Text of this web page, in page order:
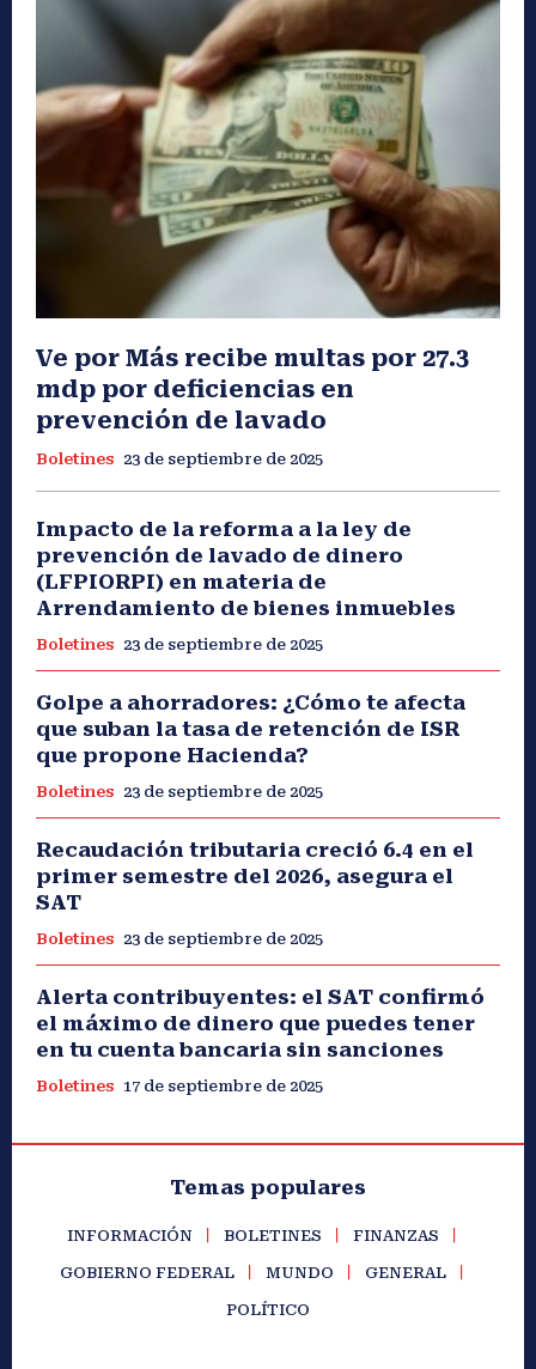
Ve por Más recibe multas por 27.3
mdp por deficiencias en
prevención de lavado
Boletines 23 de septiembre de 2025
Impacto de la reforma a la ley de
prevención de lavado de dinero
(LFPIORPI) en materia de
Arrendamiento de bienes inmuebles
Boletines 23 de septiembre de 2025
Golpe a ahorradores: ¿Cómo te afecta
que suban la tasa de retención de ISR
que propone Hacienda?
Boletines 23 de septiembre de 2025
Recaudación tributaria creció 6.4 en el
primer semestre del 2026, asegura el
SAT
Boletines 23 de septiembre de 2025
Alerta contribuyentes: el SAT confirmó
el máximo de dinero que puedes tener
en tu cuenta bancaria sin sanciones
Boletines 17 de septiembre de 2025
Temas populares
INFORMACIÓN BOLETINES FINANZAS
GOBIERNO FEDERAL MUNDO GENERAL
POLÍTICO